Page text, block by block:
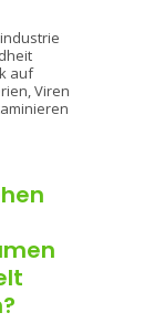
auf
Viren